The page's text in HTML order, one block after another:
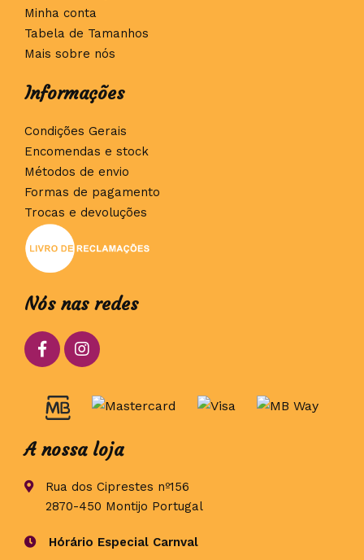
Minha conta
Tabela de Tamanhos
Mais sobre nós
Informações
Condições Gerais
Encomendas e stock
Métodos de envio
Formas de pagamento
Trocas e devoluções
Nós nas redes
A nossa loja
Rua dos Ciprestes nº156
2870-450 Montijo Portugal
Hórário Especial Carnval